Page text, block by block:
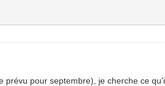
pour septembre), je cherche ce